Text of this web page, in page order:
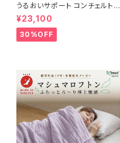
うるおいサポート コンチェルトプ
ラス敷きパッド 100×200cm
¥23,100
30%OFF